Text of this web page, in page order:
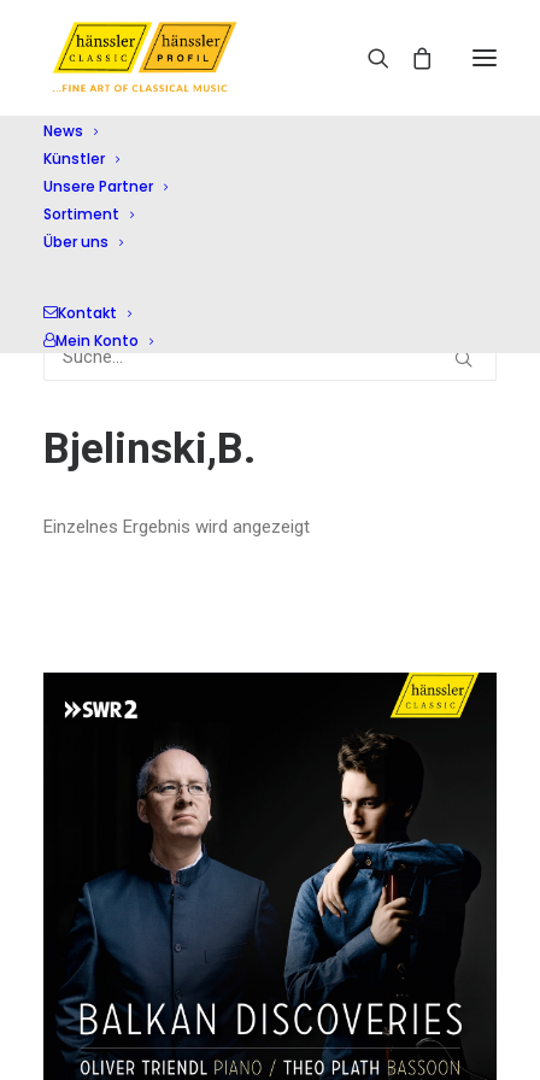
News
Künstler
Unsere Partner
Sortiment
Über uns
Kontakt
Mein Konto
Bjelinski,B.
Einzelnes Ergebnis wird angezeigt